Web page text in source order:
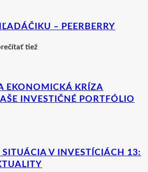
– PEERBERRY
tiež
EKONOMICKÁ KRÍZA
INVESTIČNÉ PORTFÓLIO
V INVESTÍCIÁCH 13: